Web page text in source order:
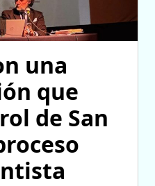
una
que
de San